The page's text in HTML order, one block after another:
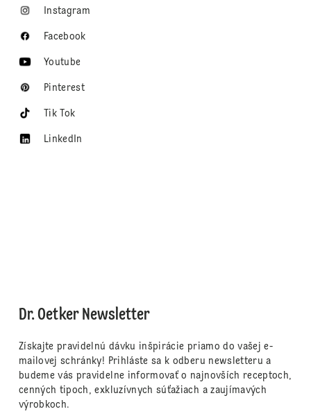
Instagram
Facebook
Youtube
Pinterest
Tik Tok
LinkedIn
Dr. Oetker Newsletter
Získajte pravidelnú dávku inšpirácie priamo do vašej e-
mailovej schránky! Prihláste sa k odberu newsletteru a
budeme vás pravidelne informovať o najnovších receptoch,
cenných tipoch, exkluzívnych súťažiach a zaujímavých
výrobkoch.